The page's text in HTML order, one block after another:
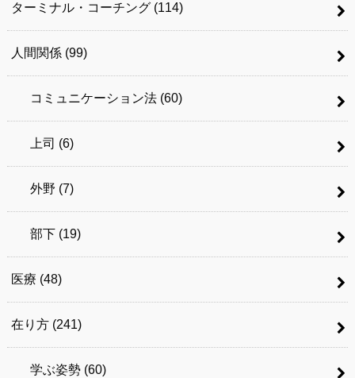
ターミナル・コーチング (114)
人間関係 (99)
コミュニケーション法 (60)
上司 (6)
外野 (7)
部下 (19)
医療 (48)
在り方 (241)
学ぶ姿勢 (60)